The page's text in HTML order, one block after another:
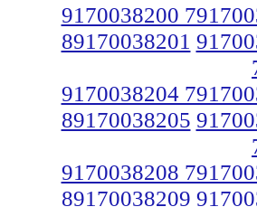
9170038200
89170038201
9170038204
89170038205
9170038208
89170038209